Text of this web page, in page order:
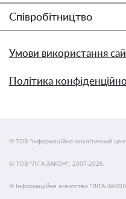
Співробітництво
Умови використання
Політика
© ТОВ "інформаційно-аналітичний
© ТОВ "ЛІГА ЗАКОН", 2007-2026.
© Інформаційне агентство